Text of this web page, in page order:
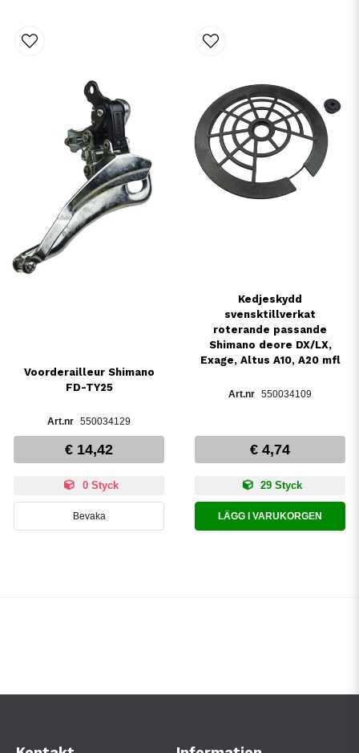
Voorderailleur Shimano
FD-TY25
550034129
€ 14,42
0 Styck
Bevaka
Kedjeskydd
svensktillverkat
roterande passande
Shimano deore DX/LX,
Exage, Altus A10, A20 mfl
550034109
€ 4,74
29 Styck
LÄGG I VARUKORGEN